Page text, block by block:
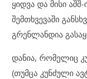
ყიდვა და მისი
შემთხვევაში
გრენლანდია
დანია, რომელიც
(თუმცა კუნძული